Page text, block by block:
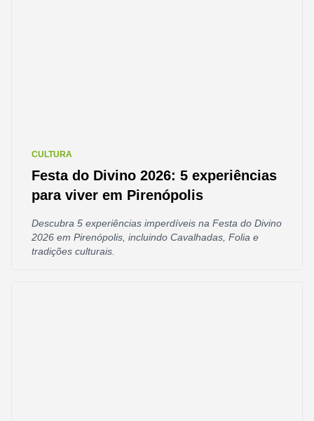
CULTURA
Festa do Divino 2026: 5 experiências
para viver em Pirenópolis
Descubra 5 experiências imperdíveis na Festa do Divino
2026 em Pirenópolis, incluindo Cavalhadas, Folia e
tradições culturais.